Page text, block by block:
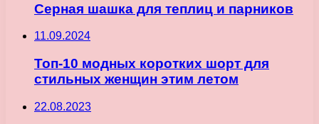
Серная шашка для теплиц и парников
11.09.2024
Топ-10 модных коротких шорт для
стильных женщин этим летом
22.08.2023